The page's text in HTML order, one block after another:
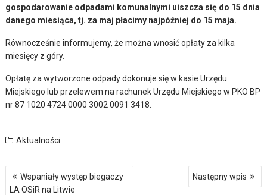
gospodarowanie odpadami komunalnymi uiszcza się do 15 dnia
danego miesiąca, tj. za maj płacimy najpóźniej do 15 maja.
Równocześnie informujemy, że można wnosić opłaty za kilka
miesięcy z góry.
Opłatę za wytworzone odpady dokonuje się w kasie Urzędu
Miejskiego lub przelewem na rachunek Urzędu Miejskiego w PKO BP
nr 87 1020 4724 0000 3002 0091 3418.
Aktualności
Nawigacja
wpisu
Wspaniały występ biegaczy
LA OSiR na Litwie
Następny wpis